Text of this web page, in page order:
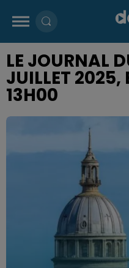
LE JOURNAL
JUILLET 2025,
13H00